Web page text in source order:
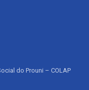
do Prouni – COLAP